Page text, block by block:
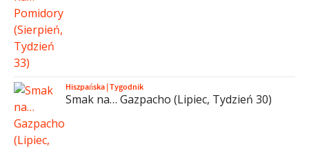
Hiszpańska|Tygodnik
Smak na… Gazpacho (Lipiec, Tydzień 30)